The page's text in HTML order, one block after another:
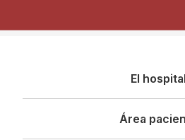
principal
El hospital
Área